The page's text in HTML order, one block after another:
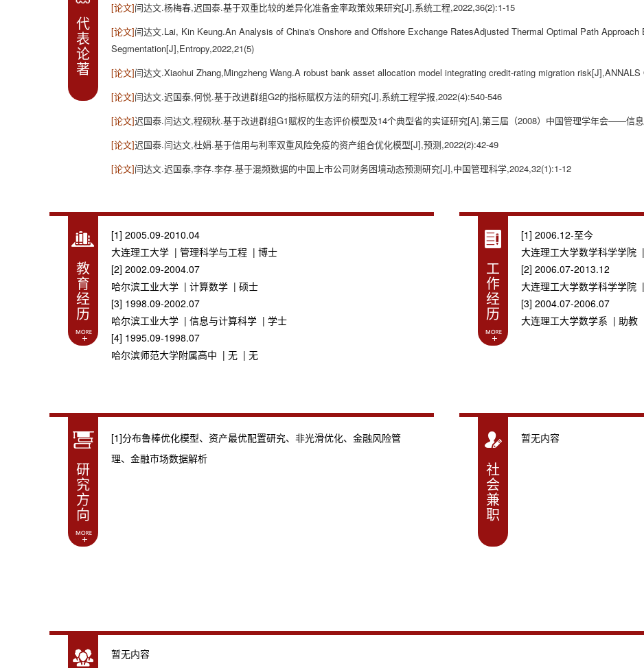
代
表
论
著
[论文]闫达文.杨梅春,迟国泰.基于双重比较的差异化准备金率政策效果研究[J],系统工程,2022,36(2):1-15
[论文]闫达文.Lai, Kin Keung.An Analysis of China's Onshore and Offshore Exchange RatesAdjusted Thermal Optimal Path Approach
Segmentation[J],Entropy,2022,21(5)
[论文]闫达文.Xiaohui Zhang,Mingzheng Wang.A robust bank asset allocation model integrating credit-rating migration
[论文]闫达文.迟国泰,何悦.基于改进群组G2的指标赋权方法的研究[J],系统工程学报,2022(4):540-546
[论文]迟国泰.闫达文,程砚秋.基于改进群组G1赋权的生态评价模型及14个典型省的实证研究[A],第三届（2008）中国管理学年会——信
[论文]迟国泰.闫达文,杜娟.基于信用与利率双重风险免疫的资产组合优化模型[J],预测,2022(2):42-49
[论文]闫达文.迟国泰,李存.李存.基于混频数据的中国上市公司财务困境动态预测研究[J],中国管理科学,2024,32(1):1-12
教
育
经
历
[1] 2005.09-2010.04
大连理工大学 | 管理科学与工程 | 博士
[2] 2002.09-2004.07
哈尔滨工业大学 | 计算数学 | 硕士
[3] 1998.09-2002.07
哈尔滨工业大学 | 信息与计算科学 | 学士
[4] 1995.09-1998.07
哈尔滨师范大学附属高中 | 无 | 无
工
作
经
历
[1] 2006.12-至今
大连理工大学数学科学学院
[2] 2006.07-2013.12
大连理工大学数学科学学院
[3] 2004.07-2006.07
大连理工大学数学系 | 助教
研
究
方
向
[1]分布鲁棒优化模型、资产最优配置研究、非光滑优化、金融风险管
理、金融市场数据解析
社
会
兼
职
暂无内容
暂无内容